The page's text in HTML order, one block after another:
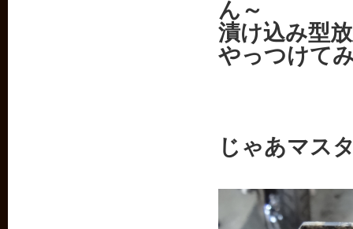
ん～
漬け込み型
やっつけて
じゃあマス